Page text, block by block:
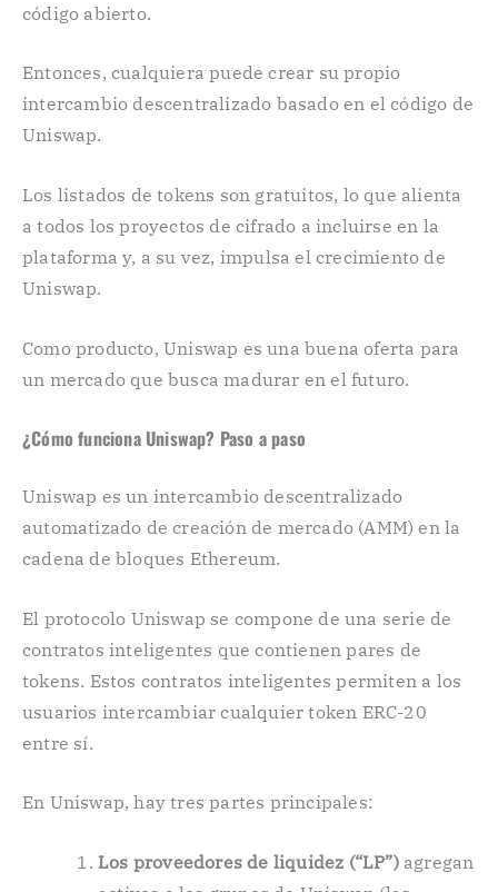
código abierto.
Entonces, cualquiera puede crear su propio
intercambio descentralizado basado en el código de
Uniswap.
Los listados de tokens son gratuitos, lo que alienta
a todos los proyectos de cifrado a incluirse en la
plataforma y, a su vez, impulsa el crecimiento de
Uniswap.
Como producto, Uniswap es una buena oferta para
un mercado que busca madurar en el futuro.
¿Cómo funciona Uniswap? Paso a paso
Uniswap es un intercambio descentralizado
automatizado de creación de mercado (AMM) en la
cadena de bloques Ethereum.
El protocolo Uniswap se compone de una serie de
contratos inteligentes que contienen pares de
tokens. Estos contratos inteligentes permiten a los
usuarios intercambiar cualquier token ERC-20
entre sí.
En Uniswap, hay tres partes principales:
Los proveedores de liquidez (“LP”)agregan